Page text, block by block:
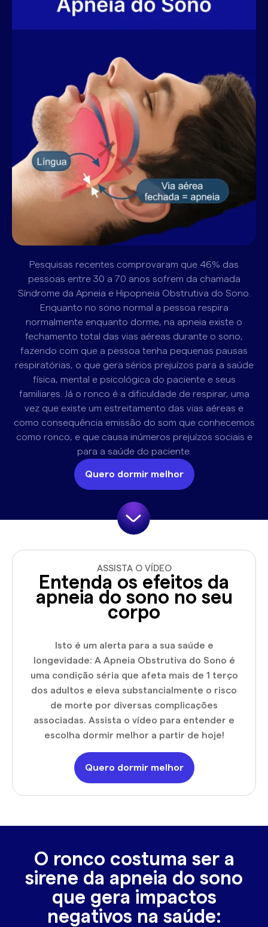
Pesquisas recentes comprovaram que 46% das
pessoas entre 30 a 70 anos sofrem da chamada
Síndrome da Apneia e Hipopneia Obstrutiva do Sono.
Enquanto no sono normal a pessoa respira
normalmente enquanto dorme, na apneia existe o
fechamento total das vias aéreas durante o sono,
fazendo com que a pessoa tenha pequenas pausas
respiratórias, o que gera sérios prejuízos para a saúde
física, mental e psicológica do paciente e seus
familiares. Já o ronco é a dificuldade de respirar, uma
vez que existe um estreitamento das vias aéreas e
como consequência emissão do som que conhecemos
como ronco, e que causa inúmeros prejuízos sociais e
para a saúde do paciente.
Quero dormir melhor
ASSISTA O VÍDEO
Entenda os efeitos da
apneia do sono no seu
corpo
Isto é um alerta para a sua saúde e
longevidade: A Apneia Obstrutiva do Sono é
uma condição séria que afeta mais de 1 terço
dos adultos e eleva substancialmente o risco
de morte por diversas complicações
associadas. Assista o vídeo para entender e
escolha dormir melhor a partir de hoje!
Quero dormir melhor
O ronco costuma ser a
sirene da apneia do sono
que gera impactos
negativos na saúde: